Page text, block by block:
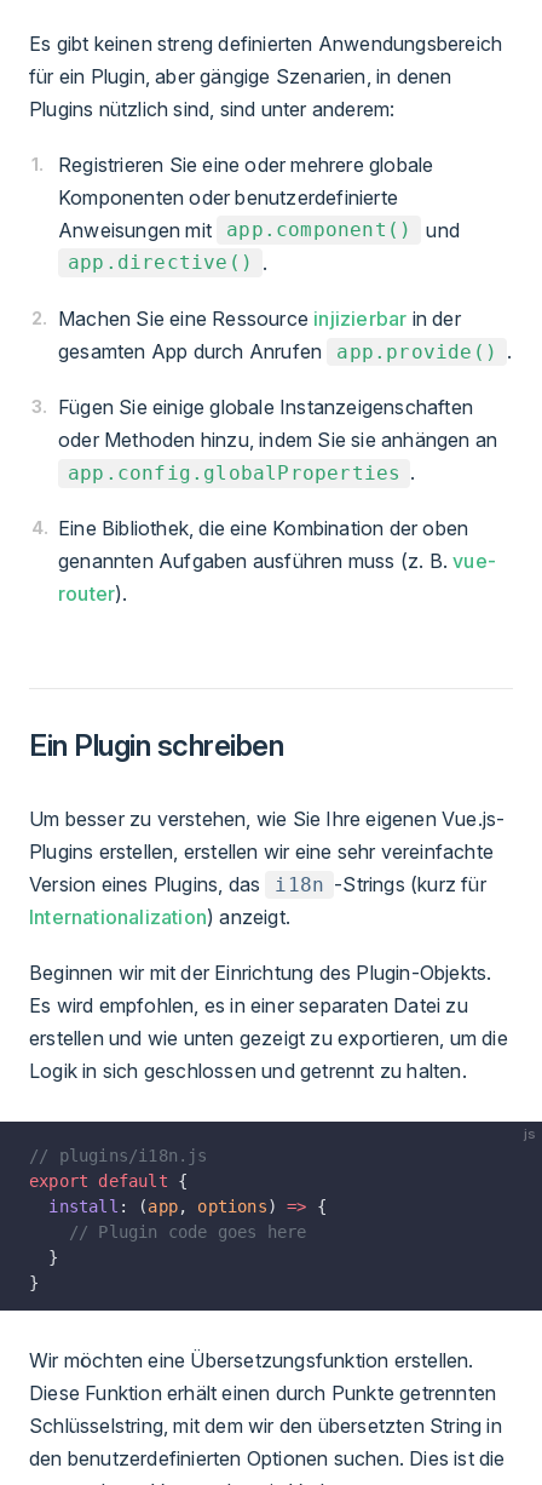
Es gibt keinen streng definierten Anwendungsbereich
für ein Plugin, aber gängige Szenarien, in denen
Plugins nützlich sind, sind unter anderem:
Registrieren Sie eine oder mehrere globale
Komponenten oder benutzerdefinierte
Anweisungen mit
app.component() und
app.directive() .
Machen Sie eine Ressource injizierbar in der
gesamten App durch Anrufen
app.provide() .
Fügen Sie einige globale Instanzeigenschaften
oder Methoden hinzu, indem Sie sie anhängen an
app.config.globalProperties .
Eine Bibliothek, die eine Kombination der oben
genannten Aufgaben ausführen muss (z. B.vue-
router).
Ein Plugin schreiben
Um besser zu verstehen, wie Sie Ihre eigenen Vue.js-
Plugins erstellen, erstellen wir eine sehr vereinfachte
Version eines Plugins, das
i18n -Strings (kurz für
Internationalization) anzeigt.
Beginnen wir mit der Einrichtung des Plugin-Objekts.
Es wird empfohlen, es in einer separaten Datei zu
erstellen und wie unten gezeigt zu exportieren, um die
Logik in sich geschlossen und getrennt zu halten.
js
// plugins/i18n.js
export default {
  install
: (app, options) => {
    // Plugin code goes here
  }
}
Wir möchten eine Übersetzungsfunktion erstellen.
Diese Funktion erhält einen durch Punkte getrennten
Schlüsselstring, mit dem wir den übersetzten String in
den benutzerdefinierten Optionen suchen. Dies ist die